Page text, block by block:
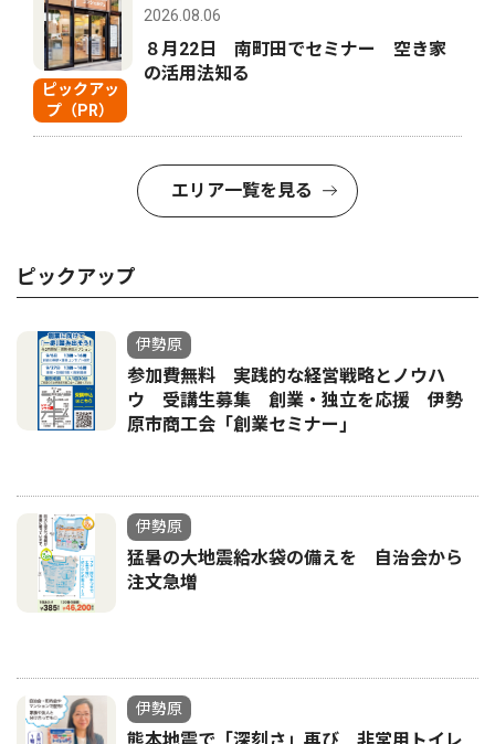
ピックアッ
プ（PR）
2026.08.06
８月22日 南町田でセミナー 空き家
の活用法知る
エリア一覧を見る
ピックアップ
伊勢原
参加費無料 実践的な経営戦略とノウハ
ウ 受講生募集 創業・独立を応援 伊勢
原市商工会「創業セミナー｣
伊勢原
猛暑の大地震給水袋の備えを 自治会から
注文急増
伊勢原